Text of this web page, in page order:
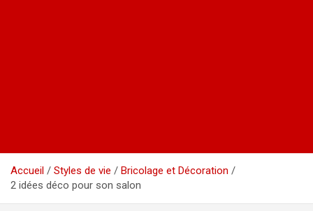
Accueil Styles de vie
Bricolage et Décoration
2 idées déco pour son salon